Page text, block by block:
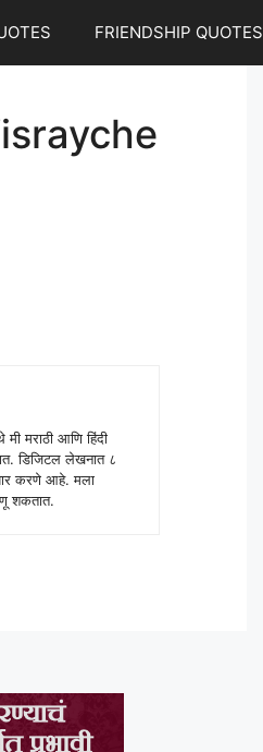
FRIENDSHIP QUOTES
मराठी आणि हिंदी
डिजिटल लेखनात ८
करणे आहे. मला
शकतात.